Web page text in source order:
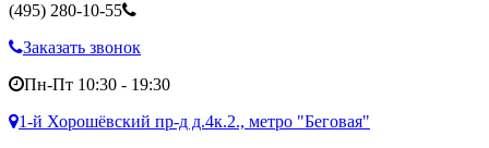
(495) 280-10-55
Заказать звонок
Пн-Пт 10:30 - 19:30
1-й Хорошёвский пр-д д.4к.2., метро "Беговая"